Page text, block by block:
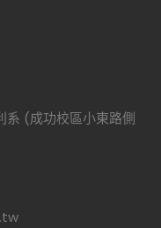
系 (成功校區小東路側